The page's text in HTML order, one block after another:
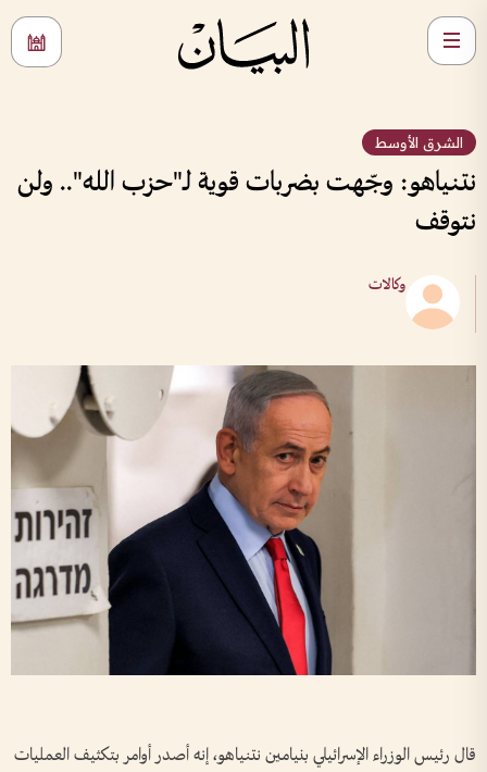
الشرق الأوسط
نتنياهو: وجّهت بضربات قوية لـ"حزب الله".. ولن
نتوقف
وكالات
قال رئيس الوزراء الإسرائيلي بنيامين نتنياهو، إنه أصدر أوامر بتكثيف العمليات